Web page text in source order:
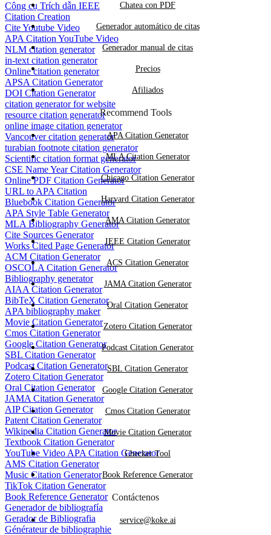
Công cụ Trích dẫn IEEE
Citation Creation
Cite Youtube Video
APA Citation YouTube Video
NLM citation generator
in-text citation generator
Online citation generator
APSA Citation Generator
DOI Citation Generator
citation generator for website
resource citation generator
online image citation generator
Vancouver citation generator
turabian footnote citation generator
Scientific citation format generator
CSE Name Year Citation Generator
Online PDF Citation Generator
URL to APA Citation
Bluebook Citation Generator
APA Style Table Generator
MLA Bibliography Generator
Cite Sources Generator
Works Cited Page Generator
ACM Citation Generator
OSCOLA Citation Generator
Bibliography generator
AIAA Citation Generator
BibTeX Citation Generator
APA bibliography maker
Movie Citation Generator
Cmos Citation Generator
Google Citation Generator
SBL Citation Generator
Podcast Citation Generator
Zotero Citation Generator
Oral Citation Generator
JAMA Citation Generator
AIP Citation Generator
Patent Citation Generator
Wikipedia Citation Generator
Textbook Citation Generator
YouTube Video APA Citation Generator
AMS Citation Generator
Music Citation Generator
TikTok Citation Generator
Book Reference Generator
Generador de bibliografía
Gerador de Bibliografia
Générateur de bibliographie
Chatea con PDF
Generador automático de citas
Generador manual de citas
Precios
Afiliados
Recommend Tools
APA Citation Generator
MLA Citation Generator
Chicago Citation Generator
Harvard Citation Generator
AMA Citation Generator
IEEE Citation Generator
ACS Citation Generator
JAMA Citation Generator
Oral Citation Generator
Zotero Citation Generator
Podcast Citation Generator
SBL Citation Generator
Google Citation Generator
Cmos Citation Generator
Movie Citation Generator
Checker Tool
Book Reference Generator
Contáctenos
service@koke.ai